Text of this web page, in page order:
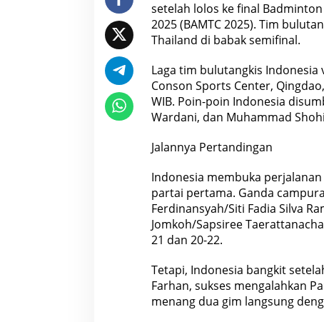
a
r
a
h
L
o
l
o
s
e
i
n
a
l
setelah lolos ke final
2025 (BAMTC 2025). Tim
Thailand di babak semifinal.
Laga tim bulutangkis Indonesia
Conson Sports Center,
WIB. Poin-poin Indonesia
Wardani, dan Muhammad
Jalannya Pertandingan
Indonesia membuka
partai pertama. Ganda
Ferdinansyah/Siti Fadia Silva
Jomkoh/Sapsiree
21 dan 20-22.
Tetapi, Indonesia bangkit
Farhan, sukses mengalahkan
menang dua gim langsung